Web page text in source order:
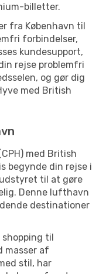
billetter.
fra København til
forbindelser,
kundesupport,
rejse problemfri
og gør dig
med British
med British
begynde din rejse i
til at gøre
Denne lufthavn
destinationer
shopping til
masser af
stil, har